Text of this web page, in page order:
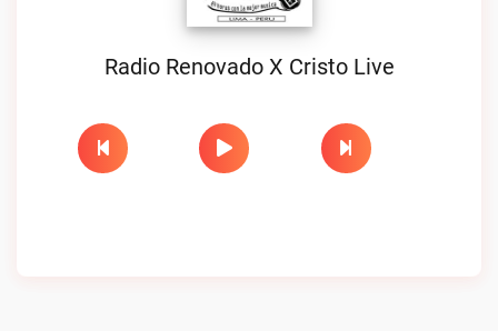
Radio Renovado X Cristo Live